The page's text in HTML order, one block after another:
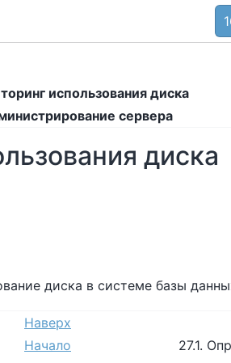
использования диска
сервера
диска
диска в системе базы
Наверх
Начало 27.1.